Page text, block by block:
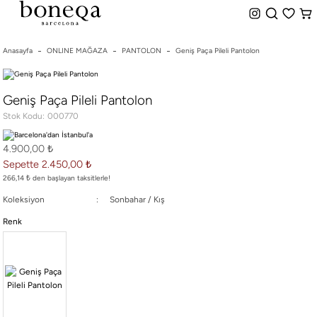
%50 ye Varan İndirim Hemen Teslim Seçeneği
Anasayfa ONLINE MAĞAZA PANTOLON Geniş Paça Pileli Pantolon
Geniş Paça Pileli Pantolon
Stok Kodu 000770
4.900,00 ₺
Sepette 2.450,00 ₺
266,14 ₺ den başlayan taksitlerle!
Koleksiyon Sonbahar / Kış
Renk
26 SS İLKBAHAR-YAZ
25/26 SONBAHAR-KIŞ
TÜM KOLEKSİYONLAR
ELBİSE
BLUZ & GÖMLEK
CEKET & YELEK
ETEK
PANTOLON
TiŞÖRT